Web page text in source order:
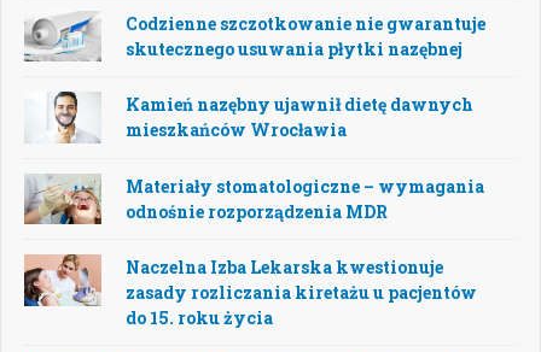
Codzienne szczotkowanie nie gwarantuje
skutecznego usuwania płytki nazębnej
Kamień nazębny ujawnił dietę dawnych
mieszkańców Wrocławia
Materiały stomatologiczne – wymagania
odnośnie rozporządzenia MDR
Naczelna Izba Lekarska kwestionuje
zasady rozliczania kiretażu u pacjentów
do 15. roku życia